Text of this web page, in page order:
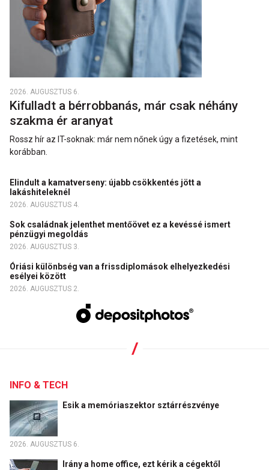
2026. AUGUSZTUS 6.
Kifulladt a bérrobbanás, már csak néhány
szakma ér aranyat
Rossz hír az IT-soknak: már nem nőnek úgy a fizetések, mint
korábban.
Elindult a kamatverseny: újabb csökkentés jött a
lakáshiteleknél
2026. AUGUSZTUS 4.
Sok családnak jelenthet mentőövet ez a kevéssé ismert
pénzügyi megoldás
2026. AUGUSZTUS 3.
Óriási különbség van a frissdiplomások elhelyezkedési
esélyei között
2026. AUGUSZTUS 2.
INFO & TECH
Esik a memóriaszektor sztárrészvénye
2026. AUGUSZTUS 6.
Irány a home office, ezt kérik a cégektől